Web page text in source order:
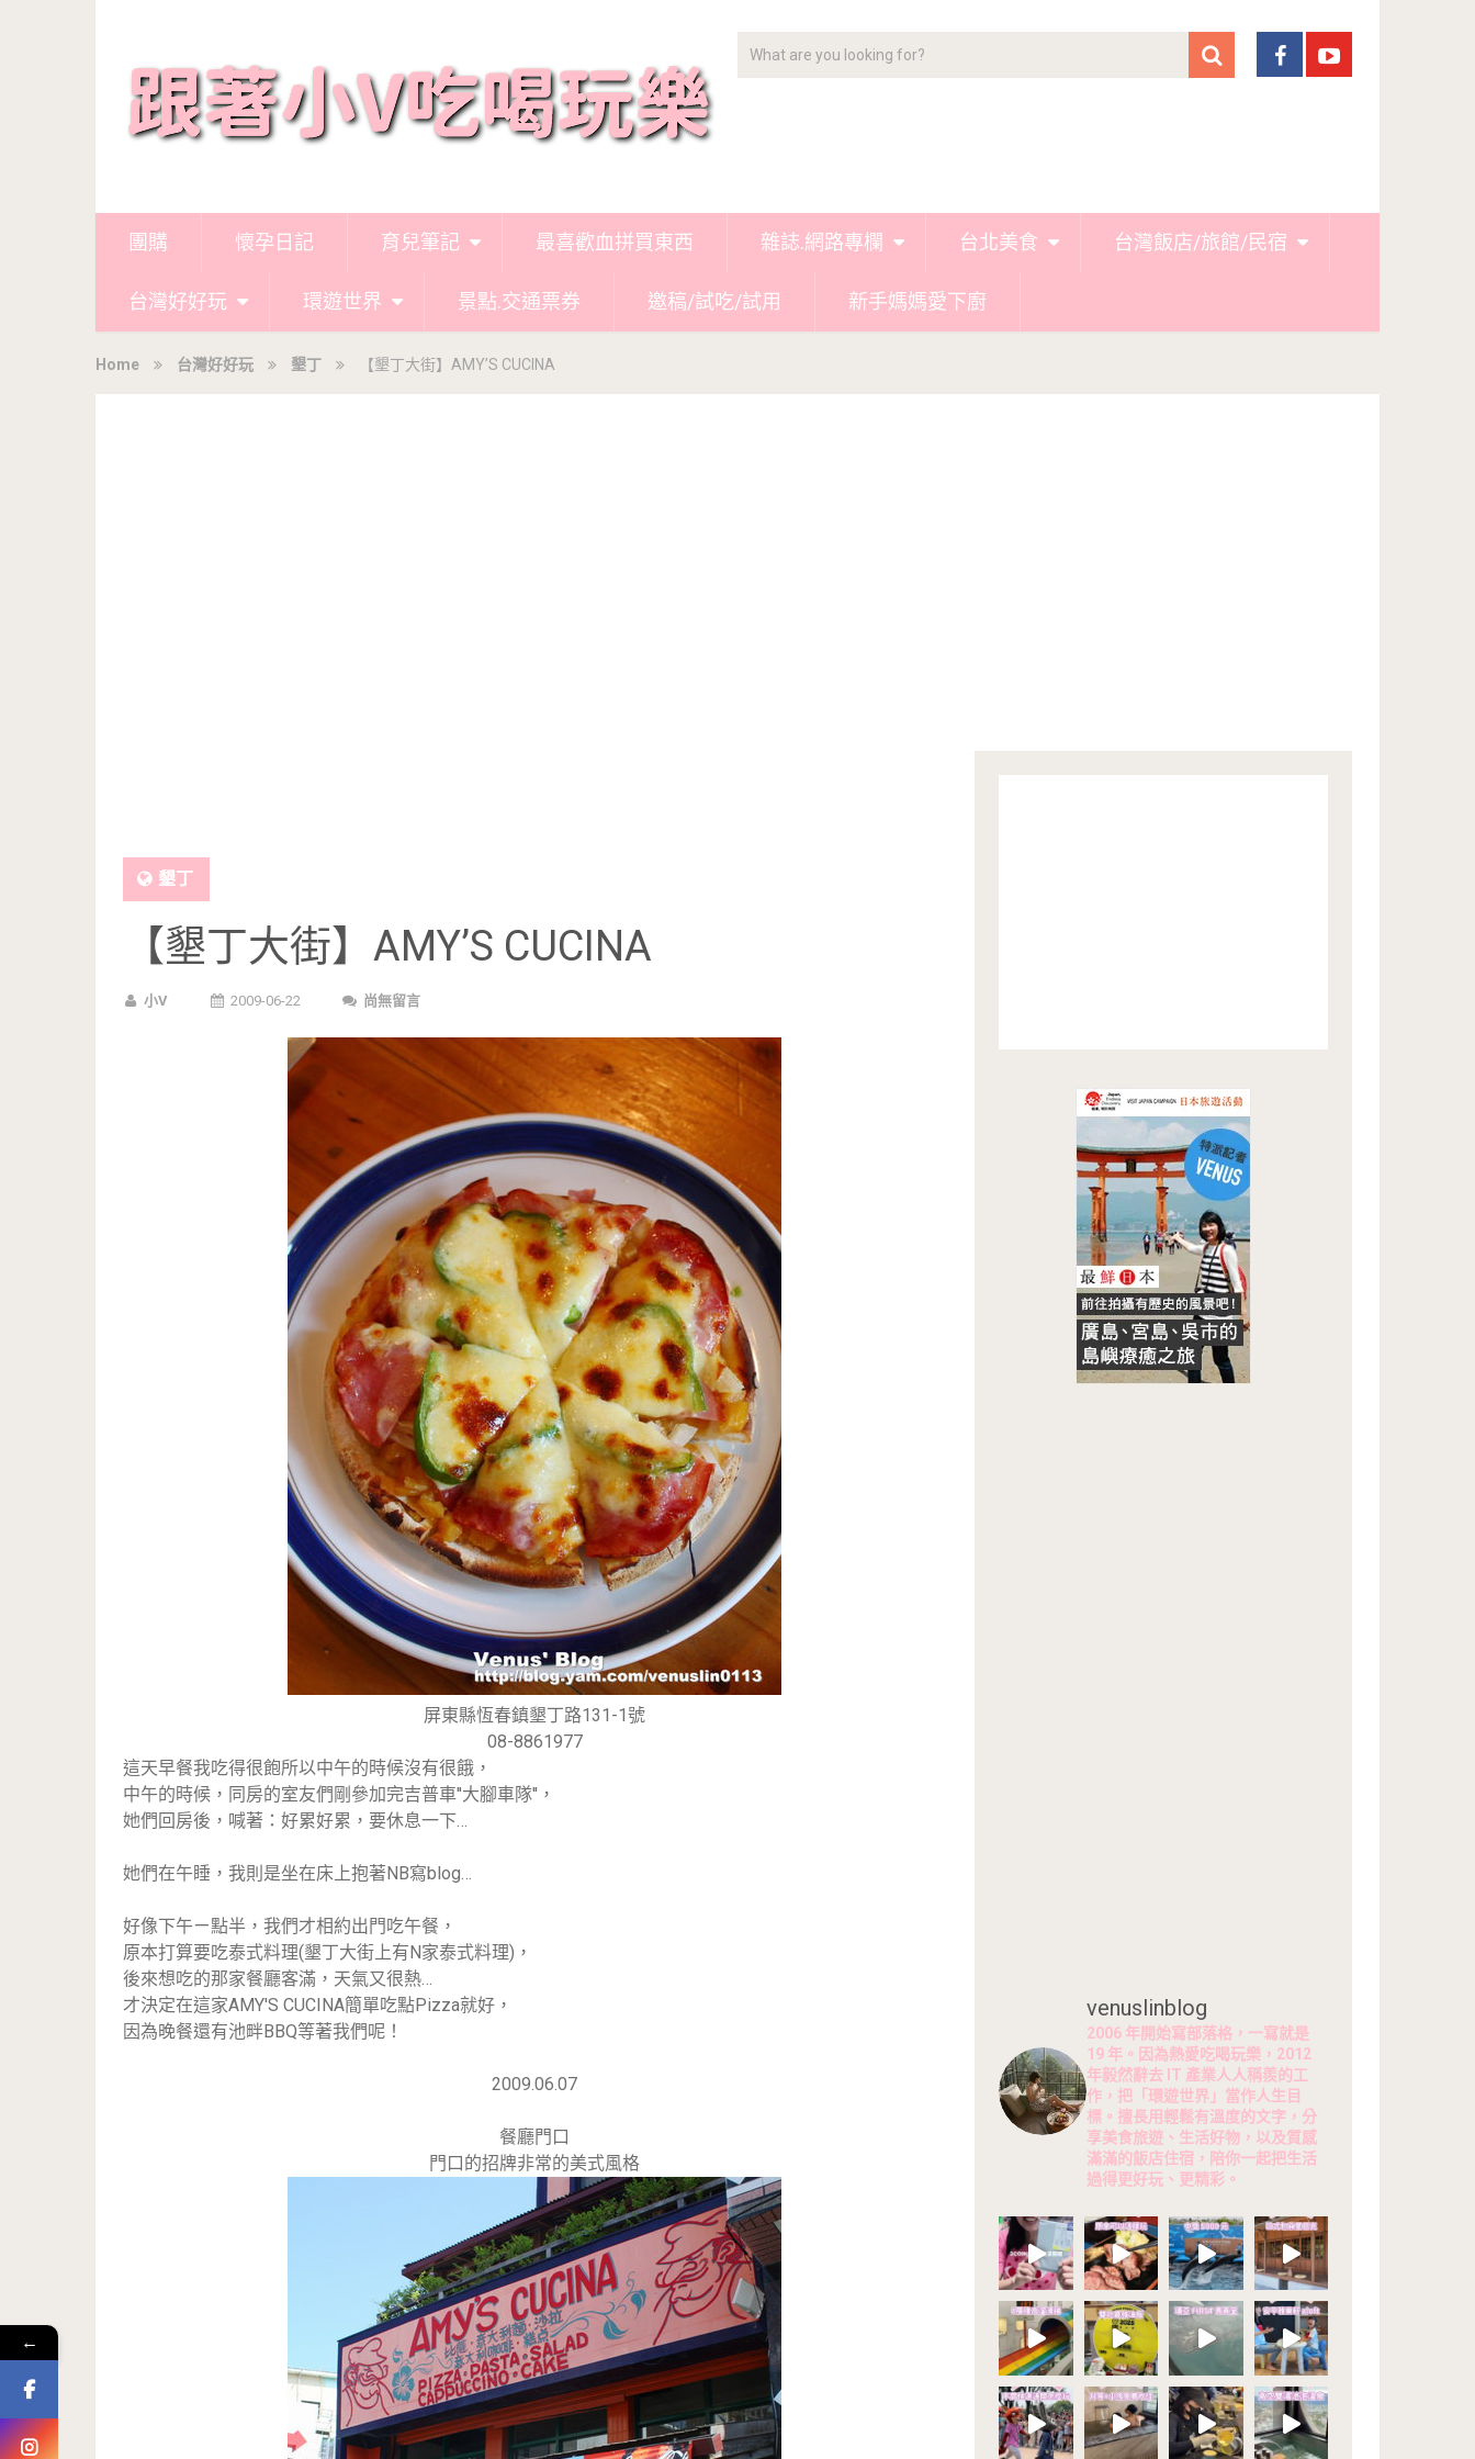
團購 懷孕日記 育兒筆記 最喜歡血拼買東西 雜誌.網路專欄 台北美食 台灣飯店/旅館/民宿
台灣好好玩 環遊世界 景點.交通票券 邀稿/試吃/試用 新手媽媽愛下廚
Home 台灣好好玩 墾丁 【墾丁大街】AMY’S CUCINA
墾丁
【墾丁大街】AMY’S CUCINA
小V 2009-06-22 尚無留言
屏東縣恆春鎮墾丁路131-1號
08-8861977
這天早餐我吃得很飽所以中午的時候沒有很餓，
中午的時候，同房的室友們剛參加完吉普車''大腳車隊''，
她們回房後，喊著：好累好累，要休息一下…
她們在午睡，我則是坐在床上抱著NB寫blog…
好像下午ㄧ點半，我們才相約出門吃午餐，
原本打算要吃泰式料理(墾丁大街上有N家泰式料理)，
後來想吃的那家餐廳客滿，天氣又很熱…
才決定在這家AMY'S CUCINA簡單吃點Pizza就好，
因為晚餐還有池畔BBQ等著我們呢！
2009.06.07
餐廳門口
門口的招牌非常的美式風格
venuslinblog
2006 年開始寫部落格，一寫就是
19 年。因為熱愛吃喝玩樂，2012
年毅然辭去 IT 產業人人稱羨的工
作，把「環遊世界」當作人生目
標。擅長用輕鬆有溫度的文字，分
享美食旅遊、生活好物，以及質感
滿滿的飯店住宿，陪你一起把生活
過得更好玩、更精彩。
←